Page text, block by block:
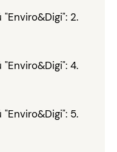
2.
4.
5.